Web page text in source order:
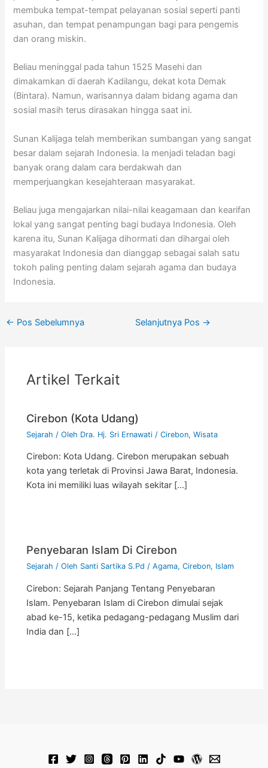
membuka tempat-tempat pelayanan sosial seperti panti
asuhan, dan tempat penampungan bagi para pengemis
dan orang miskin.
Beliau meninggal pada tahun 1525 Masehi dan
dimakamkan di daerah Kadilangu, dekat kota Demak
(Bintara). Namun, warisannya dalam bidang agama dan
sosial masih terus dirasakan hingga saat ini.
Sunan Kalijaga telah memberikan sumbangan yang sangat
besar dalam sejarah Indonesia. Ia menjadi teladan bagi
banyak orang dalam cara berdakwah dan
memperjuangkan kesejahteraan masyarakat.
Beliau juga mengajarkan nilai-nilai keagamaan dan kearifan
lokal yang sangat penting bagi budaya Indonesia. Oleh
karena itu, Sunan Kalijaga dihormati dan dihargai oleh
masyarakat Indonesia dan dianggap sebagai salah satu
tokoh paling penting dalam sejarah agama dan budaya
Indonesia.
← Pos Sebelumnya Selanjutnya Pos →
Artikel Terkait
Cirebon (Kota Udang)
Sejarah / Oleh Dra. Hj. Sri Ernawati /Cirebon,Wisata
Cirebon: Kota Udang. Cirebon merupakan sebuah
kota yang terletak di Provinsi Jawa Barat, Indonesia.
Kota ini memiliki luas wilayah sekitar […]
Penyebaran Islam Di Cirebon
Sejarah / Oleh Santi Sartika S.Pd/Agama,Cirebon, Islam
Cirebon: Sejarah Panjang Tentang Penyebaran
Islam. Penyebaran Islam di Cirebon dimulai sejak
abad ke-15, ketika pedagang-pedagang Muslim dari
India dan […]